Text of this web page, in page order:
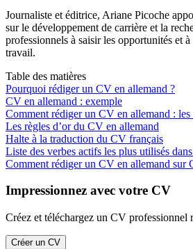
Journaliste et éditrice, Ariane Picoche
sur le développement de carrière et la
professionnels à saisir les opportunités et
travail.
Table des matières
Pourquoi rédiger un CV en allemand ?
CV en allemand : exemple
Comment rédiger un CV en allemand : les
Les règles d’or du CV en allemand
Halte à la traduction du CV français
Liste des verbes actifs les plus utilisés
Comment rédiger un CV en allemand sur
Impressionnez avec votre CV
Créez et téléchargez un CV professionnel
Créer un CV